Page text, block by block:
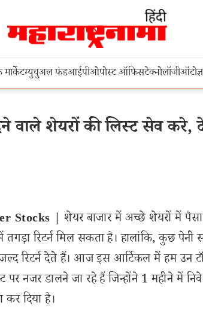
मार्केटम्युचुअल फंडआईपीओपोस्ट ऑफिसटेक्नोलॉजीऑटो
वाले शेयरों की लिस्ट सेव करे,
Stocks | शेयर बाजार में अच्छे शेयरों में
रिटर्न मिल सकता है। हालांकि, कुछ पेनी
रिटर्न देते हैं। आज इस आर्टिकल में हम उन
पर नजर डालने जा रहे हैं जिन्होंने 1 महीने में
कर दिया है।